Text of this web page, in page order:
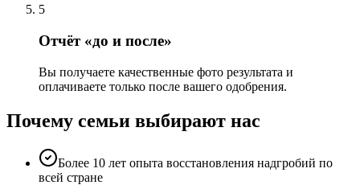
5
Отчёт «до и после»
Вы получаете качественные фото результата и
оплачиваете только после вашего одобрения.
Почему семьи выбирают нас
Более 10 лет опыта восстановления надгробий по
всей стране